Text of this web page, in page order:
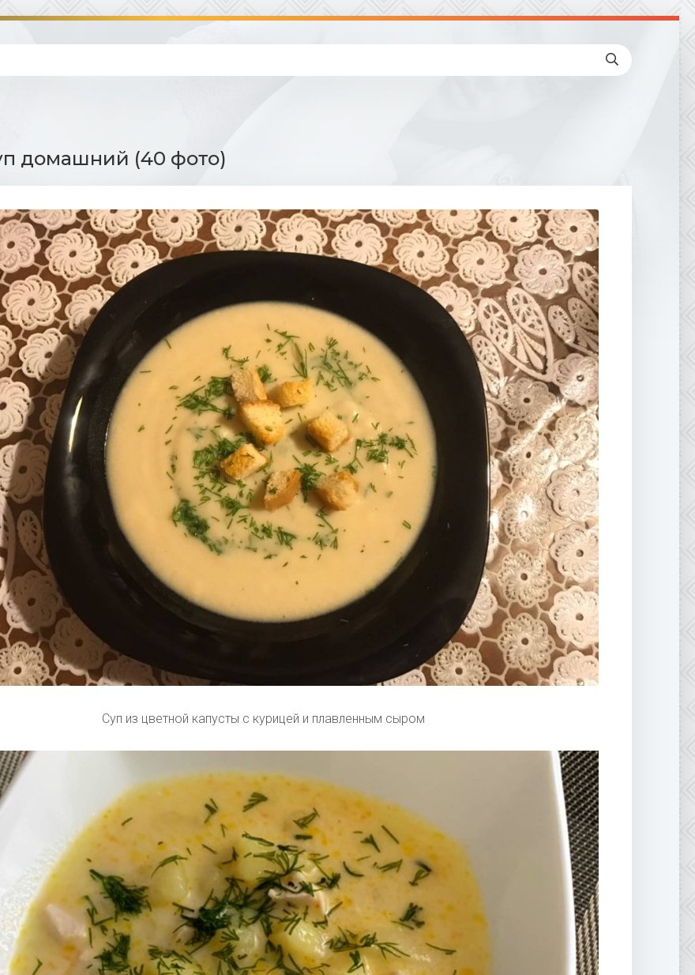
домашний (40 фото)
Суп из цветной капусты с курицей и плавленным сыром